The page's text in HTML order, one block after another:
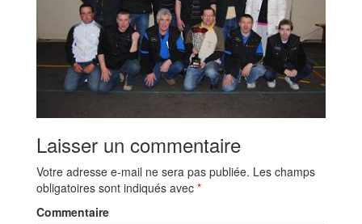
Laisser un commentaire
Votre adresse e-mail ne sera pas publiée. Les champs
obligatoires sont indiqués avec *
Commentaire